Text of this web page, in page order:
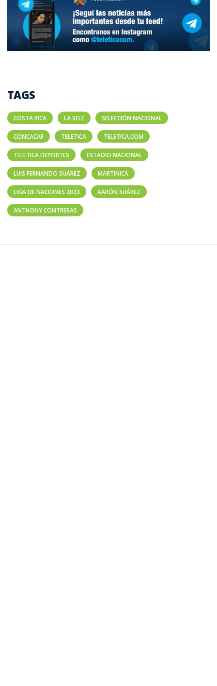
TAGS
COSTA RICA LA SELE SELECCIÓN NACIONAL
CONCACAF TELETICA TELETICA.COM
TELETICA DEPORTES ESTADIO NACIONAL
LUIS FERNANDO SUÁREZ MARTINICA
LIGA DE NACIONES 2023 AARÓN SUÁREZ
ANTHONY CONTRERAS